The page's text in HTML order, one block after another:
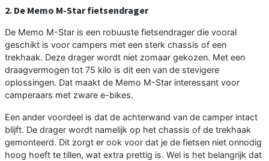
2. De Memo M-Star fietsendrager
De Memo M-Star is een robuuste fietsendrager die vooral
geschikt is voor campers met een sterk chassis of een
trekhaak. Deze drager wordt niet zomaar gekozen. Met een
draagvermogen tot 75 kilo is dit een van de stevigere
oplossingen. Dat maakt de Memo M-Star interessant voor
camperaars met zware e-bikes.
Een ander voordeel is dat de achterwand van de camper intact
blijft. De drager wordt namelijk op het chassis of de trekhaak
gemonteerd. Dit zorgt er ook voor dat je de fietsen niet onnodig
hoog hoeft te tillen, wat extra prettig is. Wel is het belangrijk dat